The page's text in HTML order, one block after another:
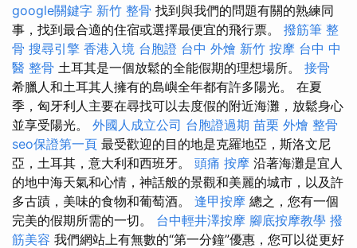
google關鍵字 新竹 整骨 找到與我們的問題有關的熟練同
事，找到最合適的住宿或選擇最便宜的飛行票。 撥筋筆 整
骨 搜尋引擎 香港入境 台胞證 台中 外燴 新竹 按摩 台中 中
醫 整骨 土耳其是一個放鬆的全能假期的理想場所。 接骨
希臘人和土耳其人擁有的島嶼全年都有許多陽光。 在夏
季，匈牙利人主要在尋找可以去度假的附近海灘，放鬆身心
並享受陽光。 外國人成立公司 台胞證過期 苗栗 外燴 整骨
seo保證第一頁 最受歡迎的目的地是克羅地亞，斯洛文尼
亞，土耳其，意大利和西班牙。 頭痛 按摩 沿著海灘是宜人
的地中海天氣和心情，神話般的景觀和美麗的城市，以及許
多古蹟，美味的食物和葡萄酒。 逢甲按摩 總之，您有一個
完美的假期所需的一切。 台中輕井澤按摩 腳底按摩教學 撥
筋美容 我們網站上有無數的“第一分鐘”優惠，您可以從更好